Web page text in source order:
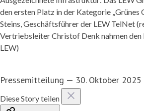
den ersten Platz in der Kategorie „Grünes
Steins, Geschäftsführer der LEW TelNet
Vertriebsleiter Christof Denk nahmen den
LEW)
Pressemitteilung — 30. Oktober
Diese Story teilen